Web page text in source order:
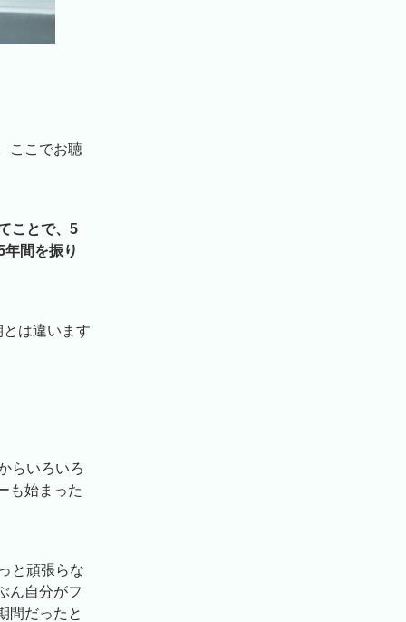
ここでお聴
ことで、5
間を振り
は違います
らいろいろ
も始まった
と頑張らな
ん自分がフ
間だったと